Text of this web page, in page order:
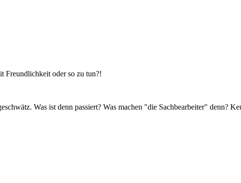
Freundlichkeit oder so zu tun?!
Was ist denn passiert? Was machen "die Sachbearbeiter" denn?